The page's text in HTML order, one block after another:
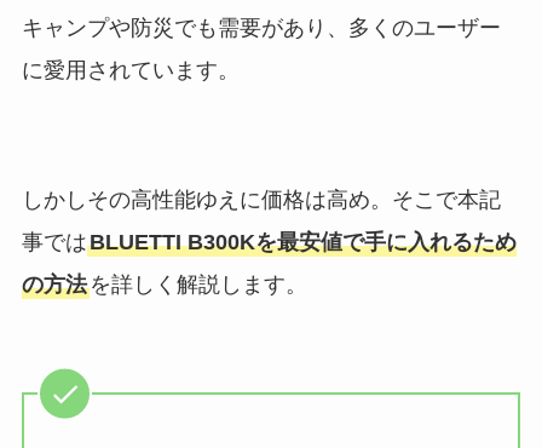
キャンプや防災でも需要があり、多くのユーザー
に愛用されています。
しかしその高性能ゆえに価格は高め。そこで本記
事ではBLUETTI B300Kを最安値で手に入れるため
の方法を詳しく解説します。